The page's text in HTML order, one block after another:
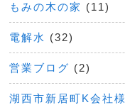
もみの木の家 (11)
電解水 (32)
営業ブログ (2)
湖西市新居町K会社様